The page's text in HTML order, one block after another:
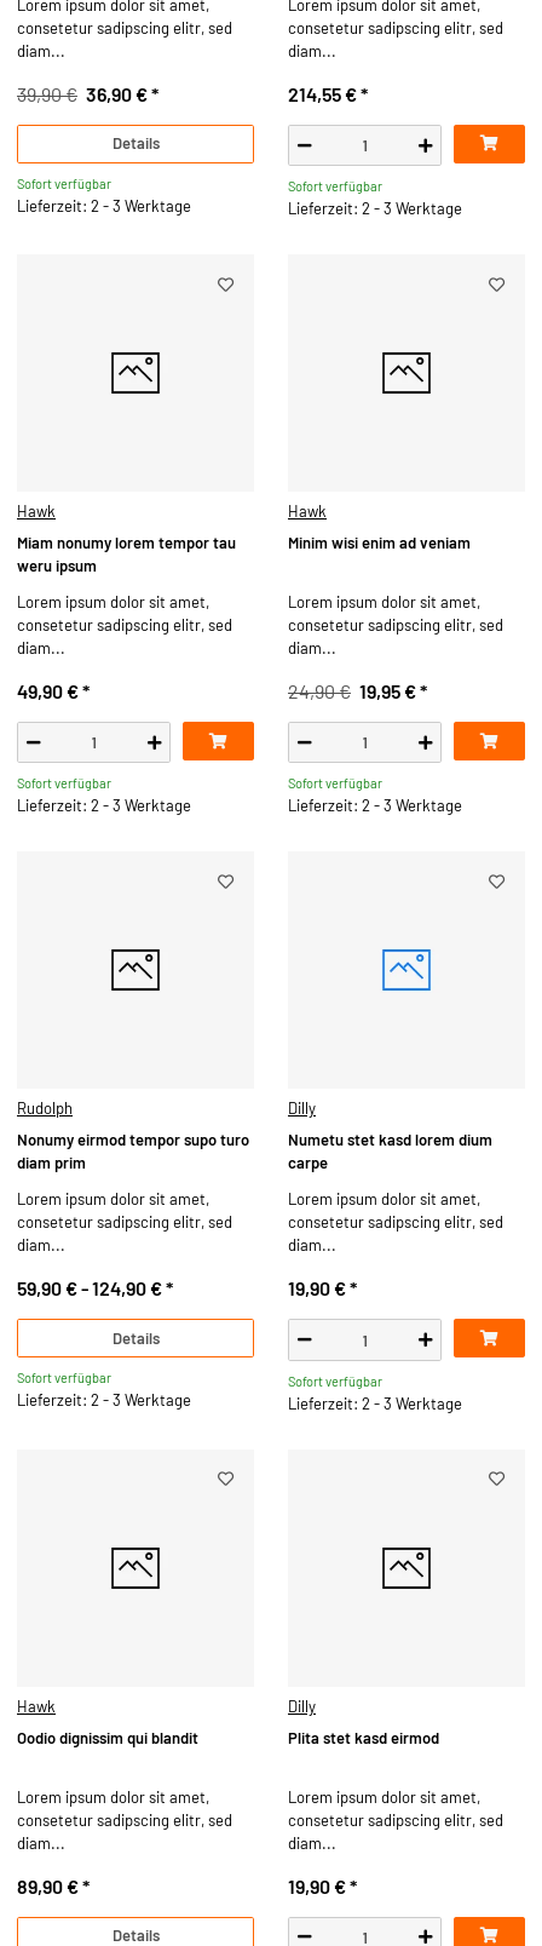
Lorem ipsum dolor sit amet,
consetetur sadipscing elitr, sed
diam...
39,90 € 36,90 €*
Details
Sofort verfügbar
Lieferzeit: 2 - 3 Werktage
Lorem ipsum dolor sit amet,
consetetur sadipscing elitr, sed
diam...
214,55 €*
Sofort verfügbar
Lieferzeit: 2 - 3 Werktage
Hawk
Miam nonumy lorem tempor tau
weru ipsum
Lorem ipsum dolor sit amet,
consetetur sadipscing elitr, sed
diam...
49,90 €*
Sofort verfügbar
Lieferzeit: 2 - 3 Werktage
Hawk
Minim wisi enim ad veniam
Lorem ipsum dolor sit amet,
consetetur sadipscing elitr, sed
diam...
24,90 € 19,95 €*
Sofort verfügbar
Lieferzeit: 2 - 3 Werktage
Rudolph
Nonumy eirmod tempor supo turo
diam prim
Lorem ipsum dolor sit amet,
consetetur sadipscing elitr, sed
diam...
59,90 € -124,90 €*
Details
Sofort verfügbar
Lieferzeit: 2 - 3 Werktage
Dilly
Numetu stet kasd lorem dium
carpe
Lorem ipsum dolor sit amet,
consetetur sadipscing elitr, sed
diam...
19,90 €*
Sofort verfügbar
Lieferzeit: 2 - 3 Werktage
Hawk
Oodio dignissim qui blandit
Lorem ipsum dolor sit amet,
consetetur sadipscing elitr, sed
diam...
89,90 €*
Details
Dilly
Plita stet kasd eirmod
Lorem ipsum dolor sit amet,
consetetur sadipscing elitr, sed
diam...
19,90 €*